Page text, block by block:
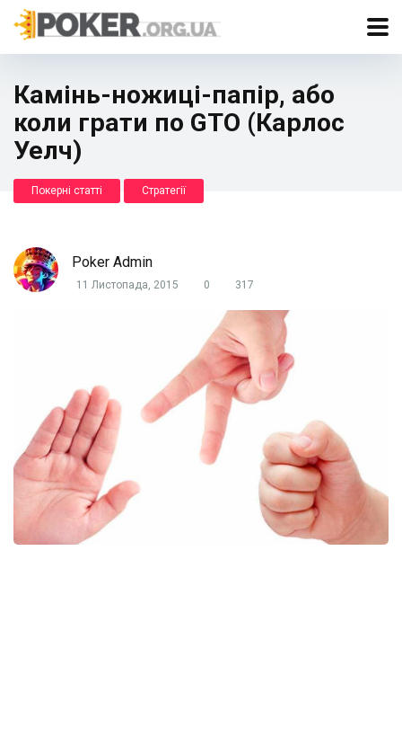
Камінь-ножиці-папір, або
коли грати по GTO (Карлос
Уелч)
Покерні статті Стратегії
Poker Admin
11 Листопада, 2015 0 317